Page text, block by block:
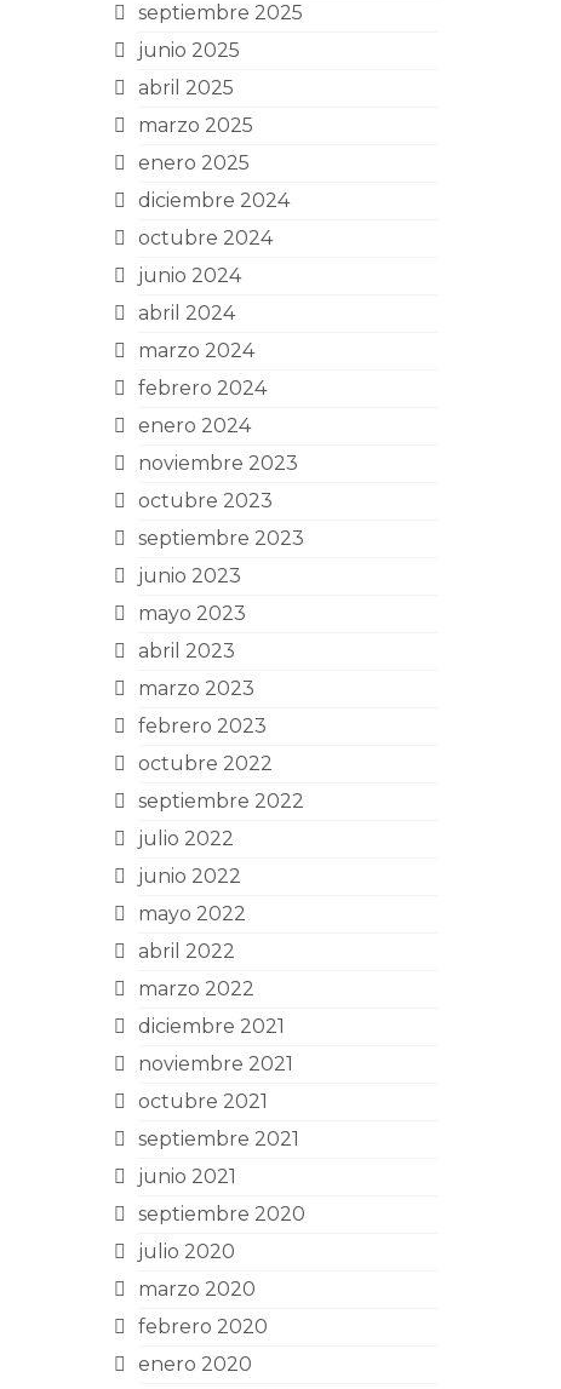
septiembre 2025
junio 2025
abril 2025
marzo 2025
enero 2025
diciembre 2024
octubre 2024
junio 2024
abril 2024
marzo 2024
febrero 2024
enero 2024
noviembre 2023
octubre 2023
septiembre 2023
junio 2023
mayo 2023
abril 2023
marzo 2023
febrero 2023
octubre 2022
septiembre 2022
julio 2022
junio 2022
mayo 2022
abril 2022
marzo 2022
diciembre 2021
noviembre 2021
octubre 2021
septiembre 2021
junio 2021
septiembre 2020
julio 2020
marzo 2020
febrero 2020
enero 2020